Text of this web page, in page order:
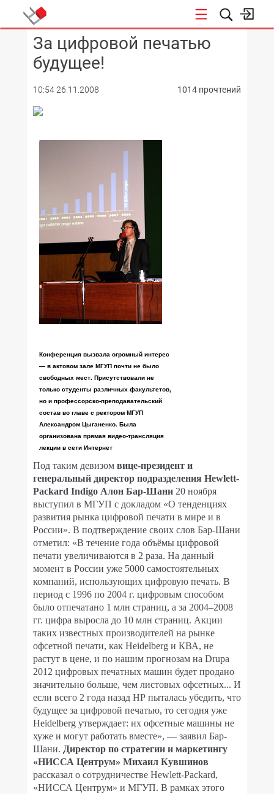
КОНФЕРЕНЦИИ
За цифровой печатью
будущее!
10:54 26.11.2008 1014 прочтений
Конференция вызвала огромный интерес
— в актовом зале МГУП почти не было
свободных мест. Присутствовали не
только студенты различных факультетов,
но и профессорско-преподавательский
состав во главе с ректором МГУП
Александром Цыганенко. Была
организована прямая видео-трансляция
лекции в сети Интернет
Под таким девизом вице-президент и
генеральный директор подразделения Hewlett-
Packard Indigo Алон Бар-Шани 20 ноября
выступил в МГУП с докладом «О тенденциях
развития рынка цифровой печати в мире и в
России». В подтверждение своих слов Бар-Шани
отметил: «В течение года объёмы цифровой
печати увеличиваются в 2 раза. На данный
момент в России уже 5000 самостоятельных
компаний, использующих цифровую печать. В
период с 1996 по 2004 г. цифровым способом
было отпечатано 1 млн страниц, а за 2004–2008
гг. цифра выросла до 10 млн страниц. Акции
таких известных производителей на рынке
офсетной печати, как Heidelberg и КВА, не
растут в цене, и по нашим прогнозам на Drupa
2012 цифровых печатных машин будет продано
значительно больше, чем листовых офсетных... И
если всего 2 года назад НР пыталась убедить, что
будущее за цифровой печатью, то сегодня уже
Heidelberg утверждает: их офсетные машины не
хуже и могут работать вместе», — заявил Бар-
Шани. Директор по стратегии и маркетингу
«НИССА Центрум» Михаил Кувшинов
рассказал о сотрудничестве Hewlett-Packard,
«НИССА Центрум» и МГУП. В рамках этого